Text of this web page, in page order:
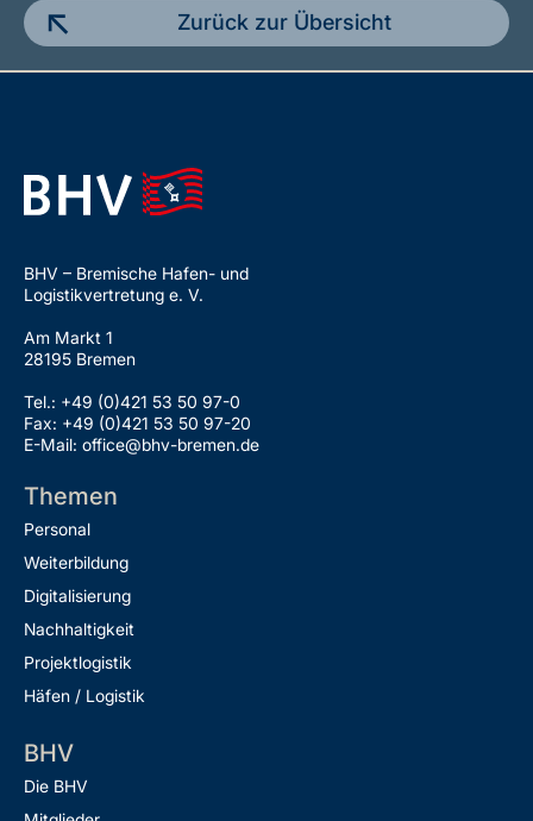
Zurück zur Übersicht
BHV – Bremische Hafen- und
Logistikvertretung e. V.
Am Markt 1
28195 Bremen
Tel.: +49 (0)421 53 50 97-0
Fax: +49 (0)421 53 50 97-20
E-Mail: office@bhv-bremen.de
Themen
Personal
Weiterbildung
Digitalisierung
Nachhaltigkeit
Projektlogistik
Häfen / Logistik
BHV
Die BHV